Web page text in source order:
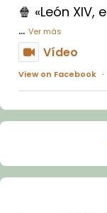
🍿 «León XIV, e
... Ver más
Vídeo
View on Facebook ·
La Carmina
dos mesos, a